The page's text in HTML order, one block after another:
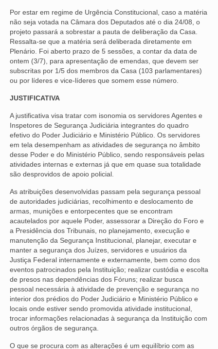
Por estar em regime de Urgência Constitucional, caso a matéria
não seja votada na Câmara dos Deputados até o dia 24/08, o
projeto passará a sobrestar a pauta de deliberação da Casa.
Ressalta-se que a matéria será deliberada diretamente em
Plenário. Foi aberto prazo de 5 sessões, a contar da data de
ontem (3/7), para apresentação de emendas, que devem ser
subscritas por 1/5 dos membros da Casa (103 parlamentares)
ou por líderes e vice-líderes que somem esse número.
JUSTIFICATIVA
A justificativa visa tratar com isonomia os servidores Agentes e
Inspetores de Segurança Judiciária integrantes do quadro
efetivo do Poder Judiciário e Ministério Público. Os servidores
em tela desempenham as atividades de segurança no âmbito
desse Poder e do Ministério Público, sendo responsáveis pelas
atividades internas e externas já que em quase sua totalidade
são desprovidos de apoio policial.
As atribuições desenvolvidas passam pela segurança pessoal
de autoridades judiciárias, recolhimento e deslocamento de
armas, munições e entorpecentes que se encontram
acautelados por aquele Poder, assessorar a Direção do Foro e
a Presidência dos Tribunais, no planejamento, execução e
manutenção da Segurança Institucional, planejar, executar e
manter a segurança dos Juízes, servidores e usuários da
Justiça Federal internamente e externamente, bem como dos
eventos patrocinados pela Instituição; realizar custódia e escolta
de presos nas dependências dos Fóruns; realizar busca
pessoal necessária à atividade de prevenção e segurança no
interior dos prédios do Poder Judiciário e Ministério Público e
locais onde estiver sendo promovida atividade institucional,
trocar informações relacionadas à segurança da Instituição com
outros órgãos de segurança.
O que se procura com as alterações é um equilíbrio com as